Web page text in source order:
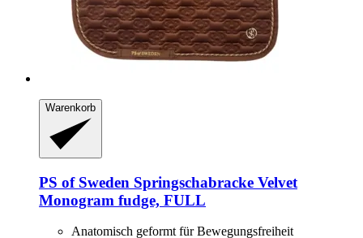
Warenkorb
PS of Sweden Springschabracke Velvet
Monogram fudge, FULL
Anatomisch geformt für Bewegungsfreiheit